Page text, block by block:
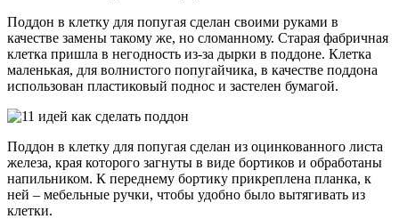
Поддон в клетку для попугая сделан своими руками в
качестве замены такому же, но сломанному. Старая фабричная
клетка пришла в негодность из-за дырки в поддоне. Клетка
маленькая, для волнистого попугайчика, в качестве поддона
использован пластиковый поднос и застелен бумагой.
Поддон в клетку для попугая сделан из оцинкованного листа
железа, края которого загнуты в виде бортиков и обработаны
напильником. К переднему бортику прикреплена планка, к
ней – мебельные ручки, чтобы удобно было вытягивать из
клетки.